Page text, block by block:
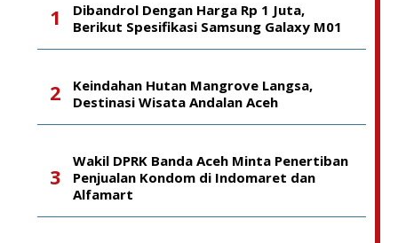
Dibandrol Dengan Harga Rp 1 Juta,
Berikut Spesifikasi Samsung Galaxy M01
Keindahan Hutan Mangrove Langsa,
Destinasi Wisata Andalan Aceh
Wakil DPRK Banda Aceh Minta Penertiban
Penjualan Kondom di Indomaret dan
Alfamart